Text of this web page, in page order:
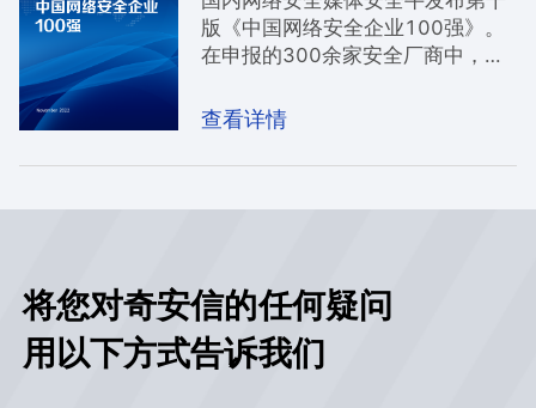
版《中国网络安全企业100强》。
在申报的300余家安全厂商中，奇
88.52的总分荣登中国网络安全
100强榜首，并在技术创新、行业
应用等维度均位列第一，充分体现
查看详情
将您对奇安信的任何疑问
用以下方式告诉我们